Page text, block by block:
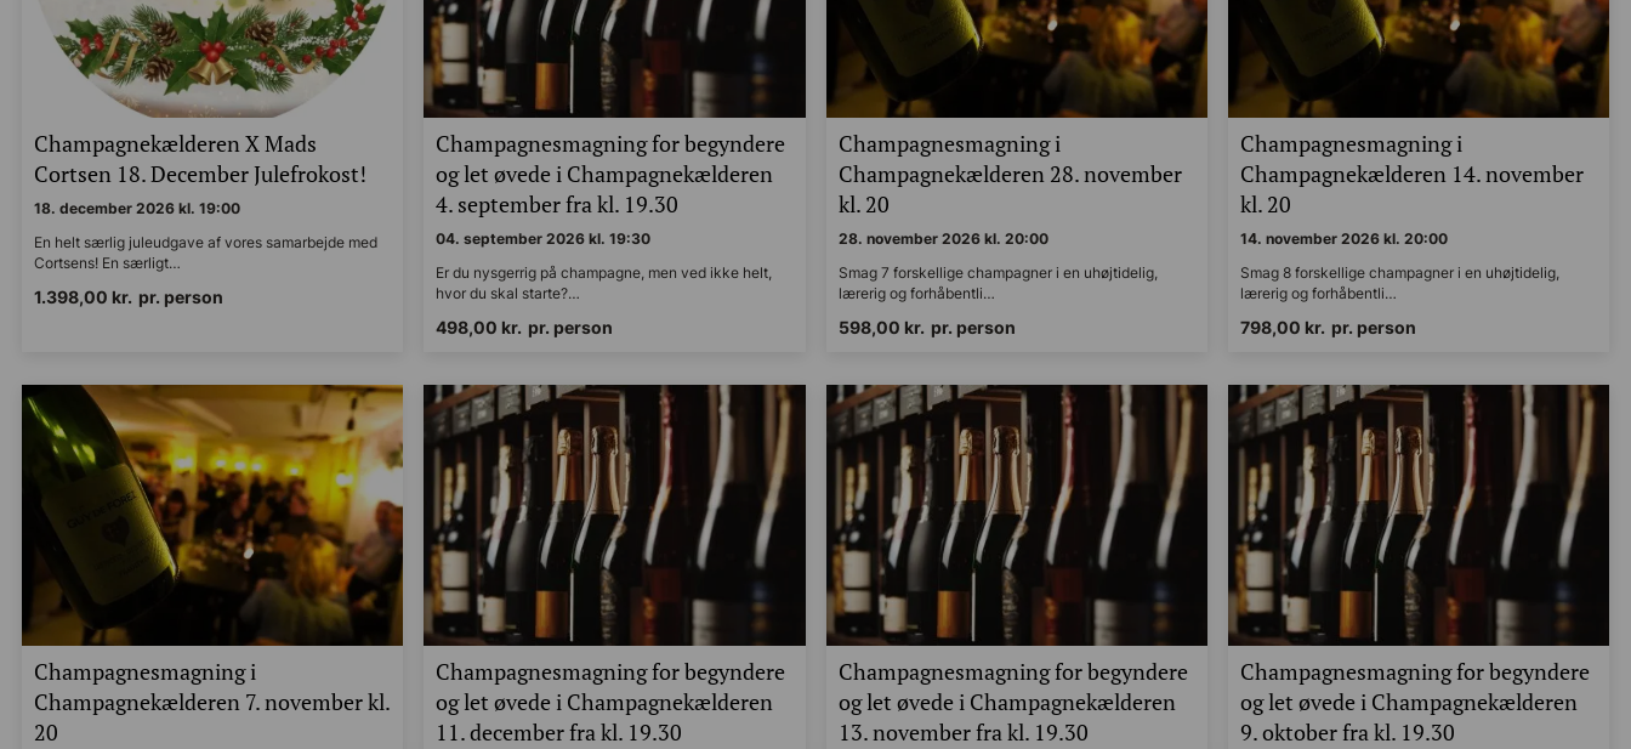
Champagnekælderen X Mads
Cortsen 18. December Julefrokost!
18. december 2026 kl. 19:00
En helt særlig juleudgave af vores samarbejde med
Cortsens! En særligt…
1.398,00 kr. pr. person
Champagnesmagning for begyndere
og let øvede i Champagnekælderen
4. september fra kl. 19.30
04. september 2026 kl. 19:30
Er du nysgerrig på champagne, men ved ikke helt,
hvor du skal starte?…
498,00 kr. pr. person
Champagnesmagning i
Champagnekælderen 28. november
kl. 20
28. november 2026 kl. 20:00
Smag 7 forskellige champagner i en uhøjtidelig,
lærerig og forhåbentli…
598,00 kr. pr. person
Champagnesmagning i
Champagnekælderen 14. november
kl. 20
14. november 2026 kl. 20:00
Smag 8 forskellige champagner i en uhøjtidelig,
lærerig og forhåbentli…
798,00 kr. pr. person
Champagnesmagning i
Champagnekælderen 7. november kl.
20
Champagnesmagning for begyndere
og let øvede i Champagnekælderen
11. december fra kl. 19.30
Champagnesmagning for begyndere
og let øvede i Champagnekælderen
13. november fra kl. 19.30
Champagnesmagning for begyndere
og let øvede i Champagnekælderen
9. oktober fra kl. 19.30